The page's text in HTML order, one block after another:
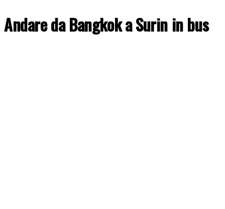
Andare da Bangkok a Surin in bus